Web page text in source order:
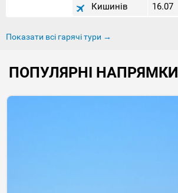
Кишинів 16.07
Показати всі гарячі тури →
ПОПУЛЯРНІ НАПРЯМКИ